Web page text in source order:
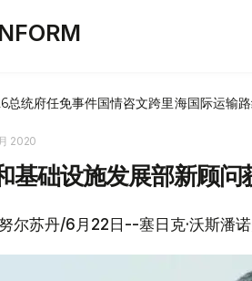
总统府任免事件国情咨文跨里海国际运输
2020
基础设施发展部新顾问
尔苏丹/6月22日--塞日克·沃斯潘